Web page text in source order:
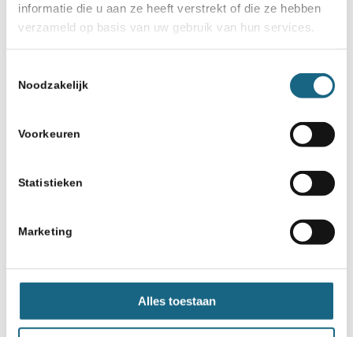
informatie die u aan ze heeft verstrekt of die ze hebben
verzameld op basis van uw gebruik van hun services.
Noodzakelijk
Voorkeuren
Statistieken
Marketing
Alles toestaan
Misschien ook iets voor u
EU Kampioenschap in Mureck
7 november 2017
Succesvolle dag bij Berenschot
in Utrecht